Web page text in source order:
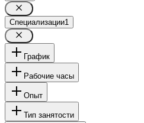
Специализации1
График
Рабочие часы
Опыт
Тип занятости